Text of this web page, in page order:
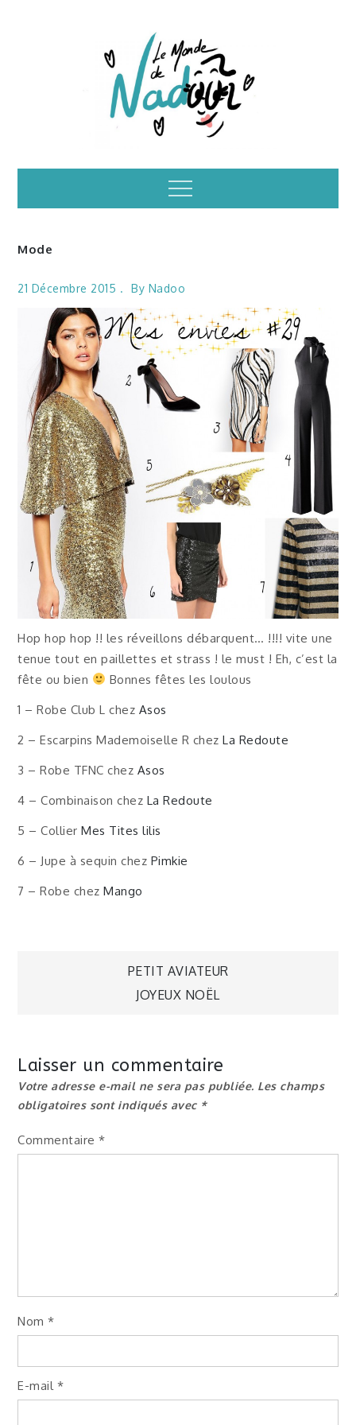
Illustrations – le
monde de Nadoo
Menu
Mode
21 Décembre 2015 By Nadoo
Hop hop hop !! les réveillons débarquent… !!!! vite une
tenue tout en paillettes et strass ! le must ! Eh, c’est la
fête ou bien
Bonnes fêtes les loulous
1 – Robe Club L chez Asos
2 – Escarpins Mademoiselle R chezLa Redoute
3 – Robe TFNC chez Asos
4 – Combinaison chez La Redoute
5 – CollierMes Tites lilis
6 – Jupe à sequin chez Pimkie
7 – Robe chezMango
Navigation
l’article
PETIT AVIATEUR
JOYEUX NOËL
Laisser un commentaire
Votre adresse e-mail ne sera pas publiée. Les champs
obligatoires sont indiqués avec *
Commentaire*
Nom*
E-mail *